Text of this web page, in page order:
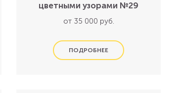
цветными узорами №29
от 35 000 руб.